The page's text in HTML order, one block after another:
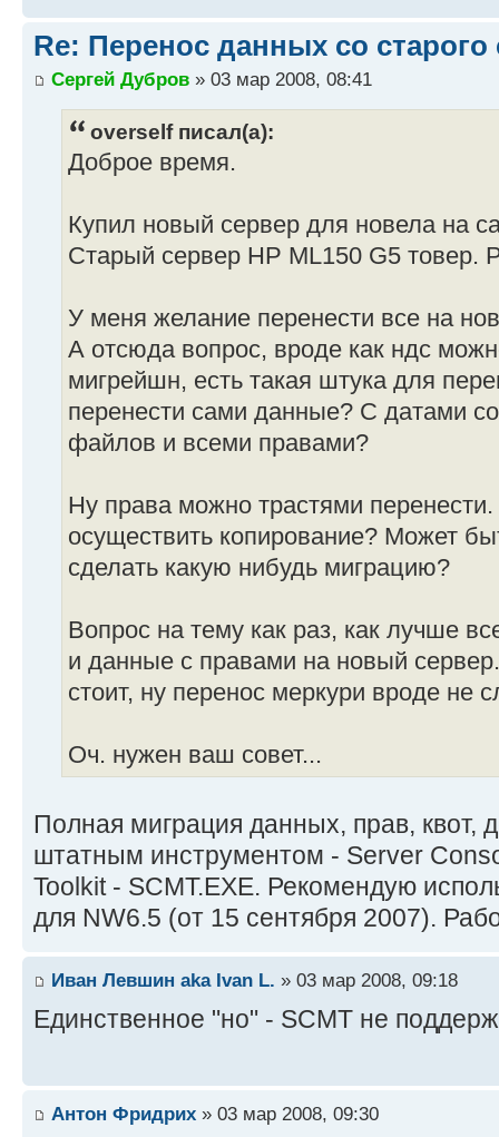
Re: Перенос данных со
Сергей Дубров » 03 мар 2008, 08:41
overself писал(а):
Доброе время.
Купил новый сервер для новела на
Старый сервер HP ML150 G5
У меня желание перенести все на
А отсюда вопрос, вроде как ндс
мигрейшн, есть такая штука для
перенести сами данные? С датами
файлов и всеми правами?
Ну права можно трастями
осуществить копирование? Может
сделать какую нибудь миграцию?
Вопрос на тему как раз, как лучше
и данные с правами на новый
стоит, ну перенос меркури вроде не
Оч. нужен ваш совет...
Полная миграция данных, прав, квот,
штатным инструментом - Server
Toolkit - SCMT.EXE. Рекомендую
для NW6.5 (от 15 сентября 2007).
Иван Левшин aka Ivan L. » 03 мар 2008, 09:18
Единственное "но" - SCMT не
Антон Фридрих » 03 мар 2008, 09:30